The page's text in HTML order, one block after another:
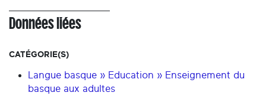
Données liées
CATÉGORIE(S)
Langue basque » Education » Enseignement du
basque aux adultes